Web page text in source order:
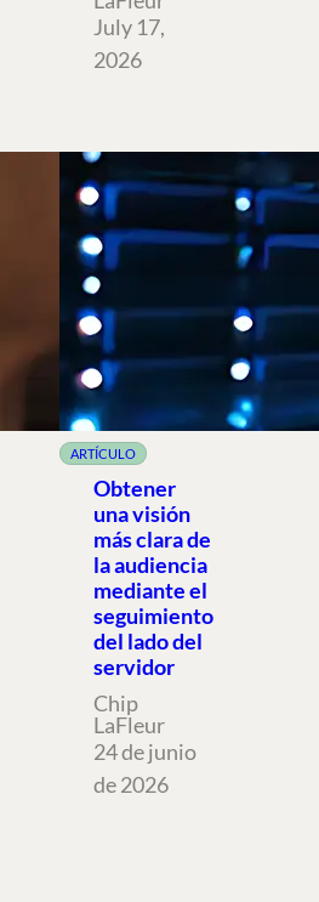
July 17,
2026
ARTÍCULO
Obtener
una visión
más clara de
la audiencia
mediante el
seguimiento
del lado del
servidor
Chip
LaFleur
24 de junio
de 2026